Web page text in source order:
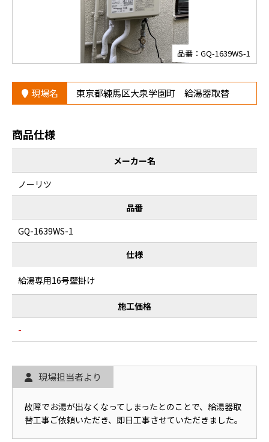
品番：GQ-1639WS-1
現場名 東京都練馬区大泉学園町 給湯器取替
商品仕様
メーカー名
ノーリツ
品番
GQ-1639WS-1
仕様
給湯専用16号壁掛け
施工価格
-
現場担当者より
故障でお湯が出なくなってしまったとのことで、給湯器取
替工事ご依頼いただき、即日工事させていただきました。